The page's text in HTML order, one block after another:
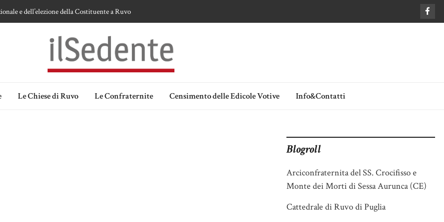
e dell’elezione della Costituente a Ruvo
Madonna delle Grazie di Ruvo di Puglia
Ipotesi e memorie.
Le Chiese di Ruvo Le Confraternite Censimento delle Edicole Votive Info&Contatti
Blogroll
Arciconfraternita del SS. Crocifisso e
Monte dei Morti di Sessa Aurunca (CE)
Cattedrale di Ruvo di Puglia